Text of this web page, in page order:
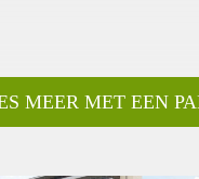
MEER MET EEN